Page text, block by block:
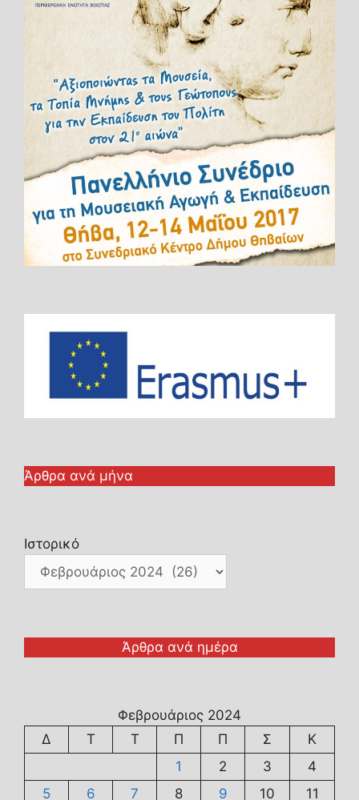
Άρθρα ανά μήνα
Ιστορικό
Άρθρα ανά ημέρα
Φεβρουάριος 2024
Δ
Τ Τ Π Π Σ
Κ
1
2 3
4
5
6 7 8 9 10 11